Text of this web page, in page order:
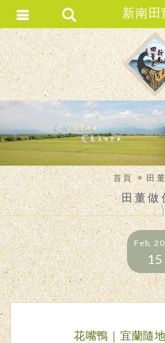
首頁 田
田董做
Feb,
15
花嘴鴨｜宜蘭隨
新南田
會員
會員
忘記
訂單查
匯款通